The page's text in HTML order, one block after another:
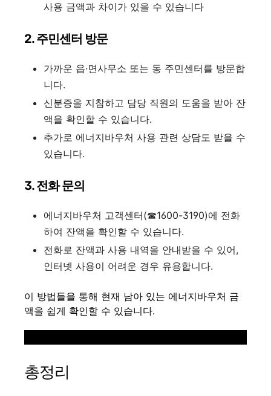
사용 금액과 차이가 있을 수 있습니다
2. 주민센터 방문
가까운 읍·면사무소 또는 동 주민센터를 방문합
니다.
신분증을 지참하고 담당 직원의 도움을 받아 잔
액을 확인할 수 있습니다.
추가로 에너지바우처 사용 관련 상담도 받을 수
있습니다.
3. 전화 문의
에너지바우처 고객센터(☎1600-3190)에 전화
하여 잔액을 확인할 수 있습니다.
전화로 잔액과 사용 내역을 안내받을 수 있어,
인터넷 사용이 어려운 경우 유용합니다.
이 방법들을 통해 현재 남아 있는 에너지바우처 금
액을 쉽게 확인할 수 있습니다.
총정리